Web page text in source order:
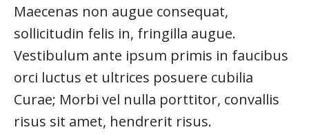
Maecenas non augue consequat,
sollicitudin felis in, fringilla augue.
Vestibulum ante ipsum primis in faucibus
orci luctus et ultrices posuere cubilia
Curae; Morbi vel nulla porttitor, convallis
risus sit amet, hendrerit risus.